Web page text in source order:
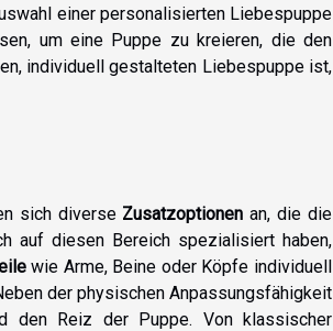
einer personalisierten Liebespuppe
um eine Puppe zu kreieren, die den
individuell gestalteten Liebespuppe ist,
sich diverse Zusatzoptionen an, die die
auf diesen Bereich spezialisiert haben,
wie Arme, Beine oder Köpfe individuell
der physischen Anpassungsfähigkeit
den Reiz der Puppe. Von klassischer